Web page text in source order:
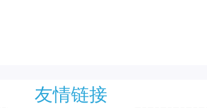
友情链接